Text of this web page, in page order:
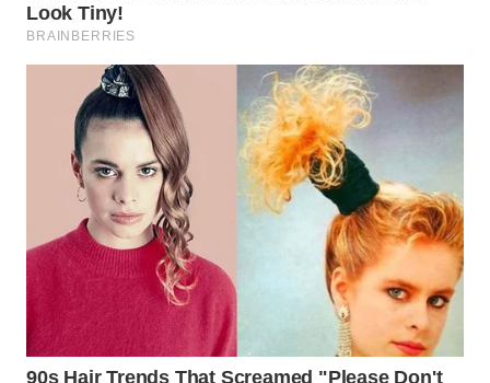
KEPULAUAN
SERIBU
WN
TANGERANG
WN
BINJAI
WN
CIREBON
WN
INDRAMAYU